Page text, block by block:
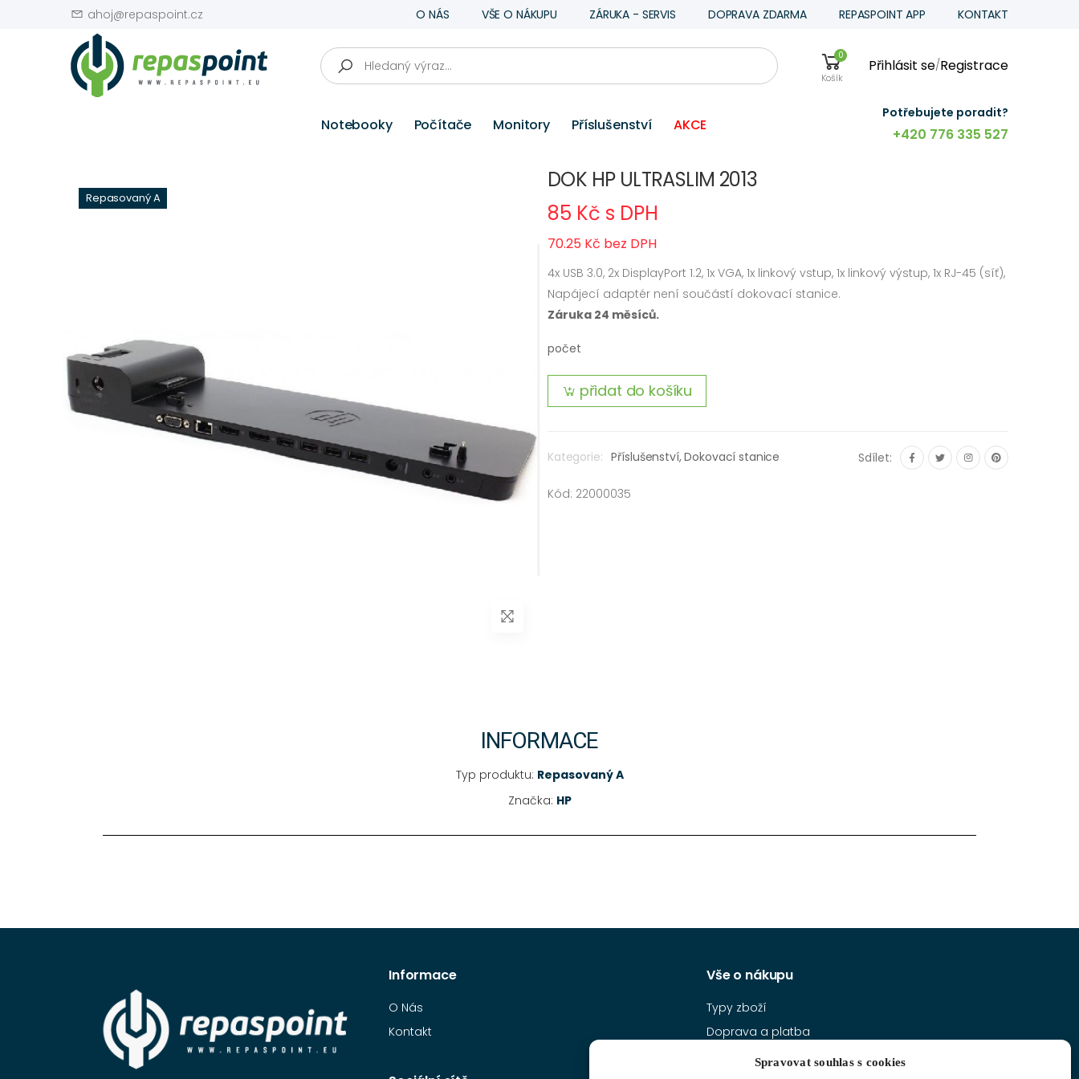
ahoj@repaspoint.cz O NÁS VŠE O NÁKUPU ZÁRUKA - SERVIS DOPRAVA ZDARMA REPASPOINT APP KONTAKT
0
Košík
Přihlásit se/Registrace
Notebooky Počítače Monitory Příslušenství AKCE
Potřebujete poradit?
+420 776 335 527
Repasovaný A
DOK HP ULTRASLIM 2013
85 Kč s DPH
70.25 Kč bez DPH
4x USB 3.0, 2x DisplayPort 1.2, 1x VGA, 1x linkový vstup, 1x linkový výstup, 1x RJ-45 (síť),
Napájecí adaptér není součástí dokovací stanice.
Záruka 24 měsíců.
počet
přidat do košíku
Kategorie: Příslušenství,Dokovací stanice Sdílet:
Kód: 22000035
INFORMACE
Typ produktu: Repasovaný A
Značka: HP
Informace
O Nás
Kontakt
Vše o nákupu
Typy zboží
Doprava a platba
Obchodní podmínky
Spravovat souhlas s cookies